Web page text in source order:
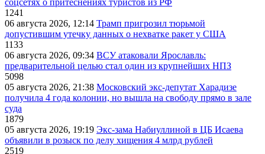
соцсетях о притеснениях туристов из РФ
1241
06 августа 2026, 12:14 Трамп пригрозил тюрьмой
допустившим утечку данных о нехватке ракет у США
1133
06 августа 2026, 09:34 ВСУ атаковали Ярославль:
предварительной целью стал один из крупнейших НПЗ
5098
05 августа 2026, 21:38 Московский экс-депутат Харадизе
получила 4 года колонии, но вышла на свободу прямо в зале
суда
1879
05 августа 2026, 19:19 Экс-зама Набиуллиной в ЦБ Исаева
объявили в розыск по делу хищения 4 млрд рублей
2519